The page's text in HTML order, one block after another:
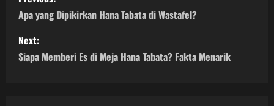
o
s
t
Apa yang Dipikirkan Hana Tabata di Wastafel?
Next:
Siapa Memberi Es di Meja Hana Tabata? Fakta Menarik